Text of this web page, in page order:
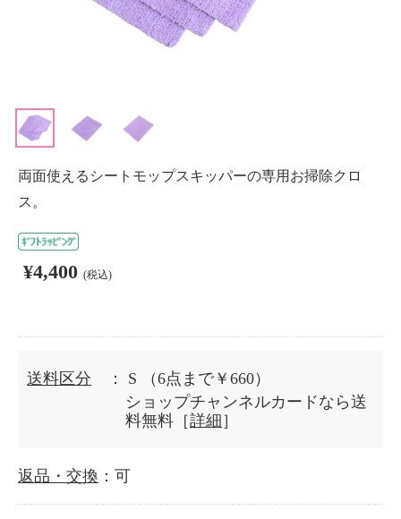
両面使えるシートモップスキッパーの専用お掃除クロ
ス。
¥4,400 (税込)
送料区分 ： S
（6点まで￥660）
ショップチャンネルカードなら送
料無料［詳細 ］
返品・交換 ：可